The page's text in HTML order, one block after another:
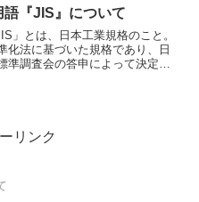
大きなビルなど、それぞれ得意
持っていることが多い。設計だ
することや、施工の選択から施
管理までトータルで依頼するこ
なので、必要に応じた建築士事
、売り主が不動産業者などの場
高い。
語『JIS』について
」とは、日本工業規格のこと。
化法に基づいた規格であり、日
準調査会の答申によって決定。
ダウンも可能に。つまり、生産
を出しやすくなるメリットがあ
性を得ることができるのだ。認
リンク